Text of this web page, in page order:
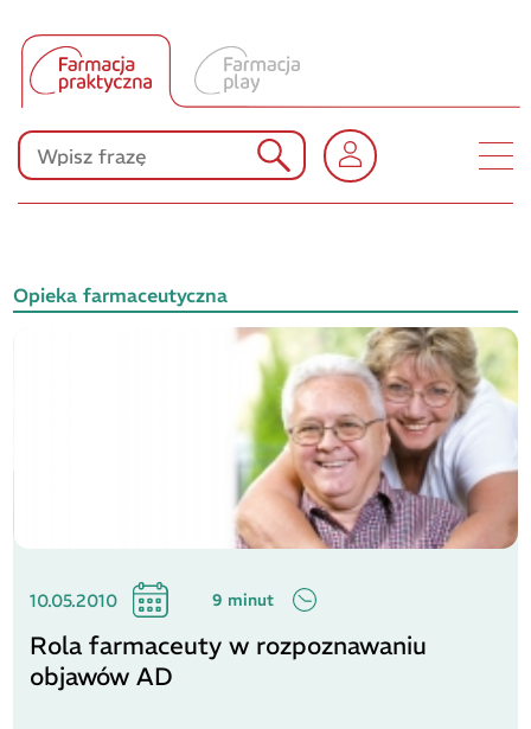
Produkty Polpharmy
KONKURSY
Opieka farmaceutyczna
10.05.2010 9 minut
Rola farmaceuty w rozpoznawaniu
objawów AD